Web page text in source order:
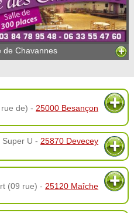
de Chavannes
de) - 25000 Besançon
Super U - 25870 Devecey
(09 rue) - 25120 Maîche